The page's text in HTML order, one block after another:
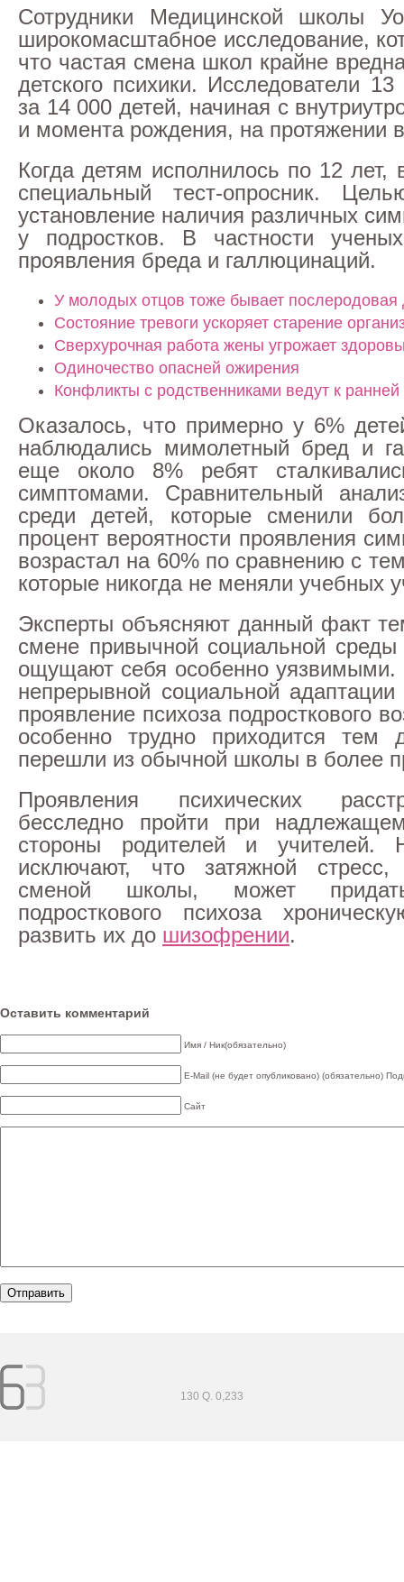
Сотрудники Медицинской школы
широкомасштабное исследование,
что частая смена школ крайне
детского психики. Исследователи
за 14 000 детей, начиная с
и момента рождения, на протяжении
Когда детям исполнилось по 12 лет,
специальный тест-опросник.
установление наличия различных
у подростков. В частности
проявления бреда и галлюцинаций.
У молодых отцов тоже бывает послеродовая
Состояние тревоги ускоряет старение
Сверхурочная работа жены угрожает
Одиночество опасней ожирения
Конфликты с родственниками ведут к ранней
Оказалось, что примерно у 6%
наблюдались мимолетный бред и
еще около 8% ребят
симптомами. Сравнительный
среди детей, которые сменили
процент вероятности проявления
возрастал на 60% по сравнению с
которые никогда не меняли учебных
Эксперты объясняют данный факт
смене привычной социальной
ощущают себя особенно уязвимыми.
непрерывной социальной
проявление психоза подросткового
особенно трудно приходится тем
перешли из обычной школы в более
Проявления психических
бесследно пройти при
стороны родителей и
исключают, что затяжной
сменой школы, может
подросткового психоза
развить их до шизофрении.
Оставить комментарий
Имя / Ник(обязательно)
E-Mail (не будет опубликовано) (обязательно)
Сайт
130 Q. 0,233